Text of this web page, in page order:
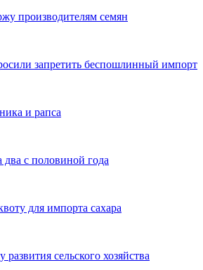
производителям семян
запретить беспошлинный импорт
и рапса
два с половиной года
для импорта сахара
сельского хозяйства